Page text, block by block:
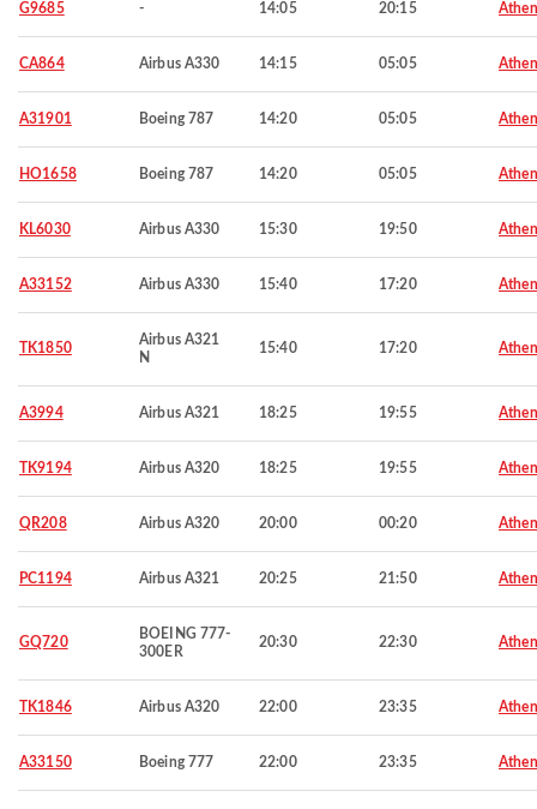
G9685 - 14:05 20:15
CA864 Airbus A330 14:15 05:05
A31901 Boeing 787 14:20 05:05
HO1658 Boeing 787 14:20 05:05
KL6030 Airbus A330 15:30 19:50
A33152 Airbus A330 15:40 17:20
TK1850
Airbus A321
N
15:40 17:20
A3994 Airbus A321 18:25 19:55
TK9194 Airbus A320 18:25 19:55
QR208 Airbus A320 20:00 00:20
PC1194 Airbus A321 20:25 21:50
GQ720
BOEING 777-
300ER
20:30 22:30
TK1846 Airbus A320 22:00 23:35
A33150 Boeing 777 22:00 23:35